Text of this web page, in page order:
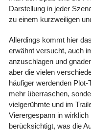
Darstellung in jeder
zu einem kurzweiligen
Allerdings kommt hier
erwähnt versucht, auch
anzuschlagen und
aber die vielen
häufiger werdenden
mehr überraschen,
vielgerühmte und im
Vierergespann in
berücksichtigt, was die